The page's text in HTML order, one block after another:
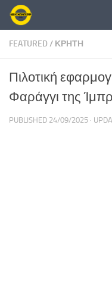
Skip to content
FEATURED / ΚΡΗΤΗ
Πιλοτική
Φαράγγι της
PUBLISHED 24/09/2025 ·